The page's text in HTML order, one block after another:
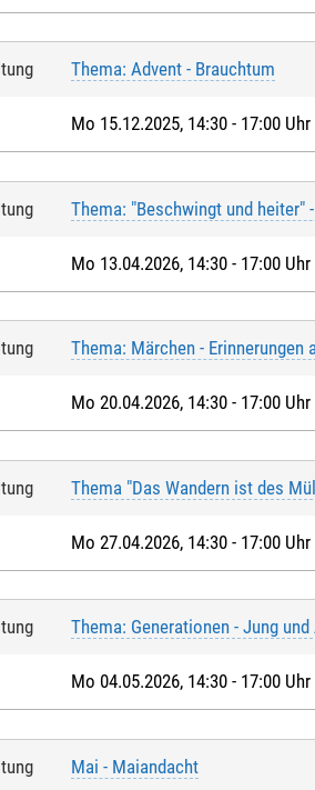
Thema: Advent - Brauchtum
Mo 15.12.2025, 14:30 - 17:00 Uhr
Thema: "Beschwingt und
Mo 13.04.2026, 14:30 - 17:00 Uhr
Thema: Märchen - Erinnerungen
Mo 20.04.2026, 14:30 - 17:00 Uhr
Thema "Das Wandern ist des
Mo 27.04.2026, 14:30 - 17:00 Uhr
Thema: Generationen - Jung
Mo 04.05.2026, 14:30 - 17:00 Uhr
Mai - Maiandacht